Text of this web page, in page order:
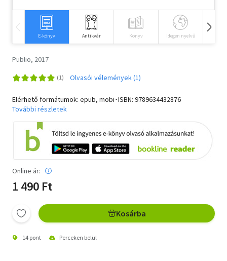
Vallás
E-könyv Antikvár Könyv Idegen nyelvű
Publio, 2017
Olvasói vélemények (1)
Elérhető formátumok: epub, mobi･ISBN: 9789634432876
További részletek
Online ár:
1 490 Ft
Kosárba
14 pont Perceken belül